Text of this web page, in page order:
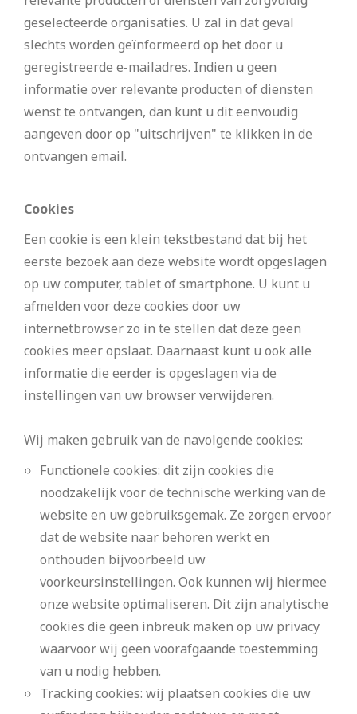
geselecteerde organisaties. U zal in dat geval
slechts worden geïnformeerd op het door u
geregistreerde e-mailadres. Indien u geen
informatie over relevante producten of diensten
wenst te ontvangen, dan kunt u dit eenvoudig
aangeven door op "uitschrijven" te klikken in de
ontvangen email.
Cookies
Een cookie is een klein tekstbestand dat bij het
eerste bezoek aan deze website wordt opgeslagen
op uw computer, tablet of smartphone. U kunt u
afmelden voor deze cookies door uw
internetbrowser zo in te stellen dat deze geen
cookies meer opslaat. Daarnaast kunt u ook alle
informatie die eerder is opgeslagen via de
instellingen van uw browser verwijderen.
Wij maken gebruik van de navolgende cookies:
Functionele cookies: dit zijn cookies die
noodzakelijk voor de technische werking van de
website en uw gebruiksgemak. Ze zorgen ervoor
dat de website naar behoren werkt en
onthouden bijvoorbeeld uw
voorkeursinstellingen. Ook kunnen wij hiermee
onze website optimaliseren. Dit zijn analytische
cookies die geen inbreuk maken op uw privacy
waarvoor wij geen voorafgaande toestemming
van u nodig hebben.
Tracking cookies: wij plaatsen cookies die uw